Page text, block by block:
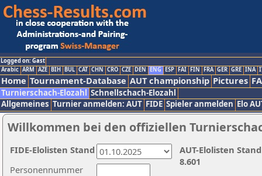
Logged on: Gast
Arabic ARM AZE BIH BUL CAT CHN CRO CZE DEN ENG ESP FAI FIN FRA GER GRE INA
Home Tournament-Database AUT championship Pictures
Turnierschach-Elozahl Schnellschach-Elozahl
Allgemeines Turnier anmelden: AUT FIDE Spieler anmelden Elo
Willkommen bei den offiziellen
Personennummer
AUT-Elolisten
8.601
FIDE-Elolisten Stand